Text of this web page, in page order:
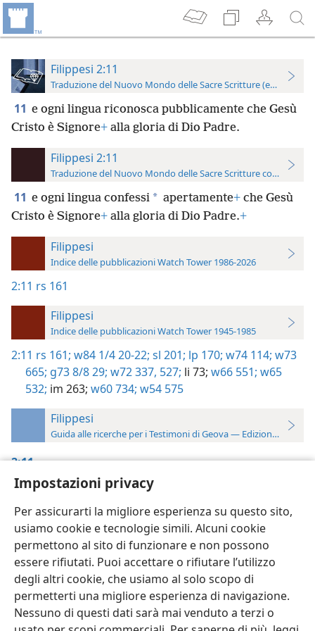
Impostazioni privacy
Per assicurarti la migliore esperienza su questo sito,
usiamo cookie e tecnologie simili. Alcuni cookie
permettono al sito di funzionare e non possono
essere rifiutati. Puoi accettare o rifiutare l’utilizzo
degli altri cookie, che usiamo al solo scopo di
permetterti una migliore esperienza di navigazione.
Nessuno di questi dati sarà mai venduto a terzi o
Filippesi 2:11
Traduzione del Nuovo Mondo delle Sacre Scritture (edizione
11 e ogni lingua riconosca pubblicamente che Gesù
Cristo è Signore+ alla gloria di Dio Padre.
Filippesi 2:11
Traduzione del Nuovo Mondo delle Sacre Scritture con
11 e ogni lingua confessi * apertamente+ che Gesù
Cristo è Signore+ alla gloria di Dio Padre.+
Filippesi
Indice delle pubblicazioni Watch Tower 1986-2026
2:11 rs 161
Filippesi
Indice delle pubblicazioni Watch Tower 1945-1985
2:11 rs 161; w84 1/4 20-22; sl 201; lp 170; w74 114; w73
665; g73 8/8 29; w72 337, 527; li 73; w66 551; w65
532; im 263; w60 734; w54 575
Filippesi
Guida alle ricerche per i Testimoni di Geova — Edizione 2019
2:11
Ragioniamo, p. 161
Italiano Impostazioni
Copyright© 2026 Watch Tower Bible and Tract Society of Pennsylvania
Condizioni d’uso Informativa sulla privacy
Impostazioni privacy
Accedi